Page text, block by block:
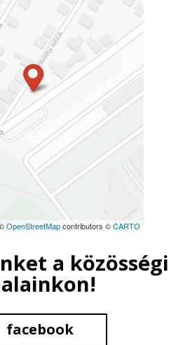
OpenStreetMapcontributors ©CARTO
a közösségi
facebook